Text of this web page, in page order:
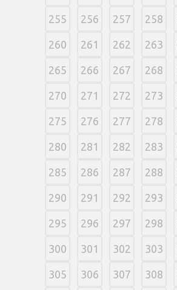
255 256 257 258
260 261 262 263
265 266 267 268
270 271 272 273
275 276 277 278
280 281 282 283
285 286 287 288
290 291 292 293
295 296 297 298
300 301 302 303
305 306 307 308